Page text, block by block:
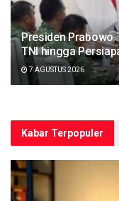
Presiden Prabowo
TNI hingga
7 AGUSTUS 2026
Kabar Terpopuler